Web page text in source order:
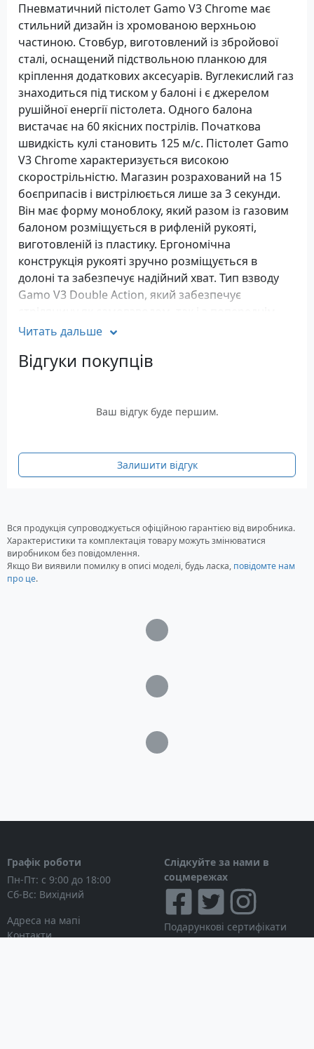
Пневматичний пістолет Gamo V3 Chrome має
стильний дизайн із хромованою верхньою
частиною. Стовбур, виготовлений із збройової
сталі, оснащений підствольною планкою для
кріплення додаткових аксесуарів. Вуглекислий газ
знаходиться під тиском у балоні і є джерелом
рушійної енергії пістолета. Одного балона
вистачає на 60 якісних пострілів. Початкова
швидкість кулі становить 125 м/с. Пістолет Gamo
V3 Chrome характеризується високою
скорострільністю. Магазин розрахований на 15
боєприпасів і вистрілюється лише за 3 секунди.
Він має форму моноблоку, який разом із газовим
балоном розміщується в рифленій рукояті,
виготовленій із пластику. Ергономічна
конструкція рукояті зручно розміщується в
долоні та забезпечує надійний хват. Тип взводу
Gamo V3 Double Action, який забезпечує
зведенням. Прицільні пристрої, якими
мушка. Мушка надійно зафіксована на стволі, а
спусковим механізмом ударного типу та ручним
Gamo V3 Chrome
Джерело енергії: CO2
Початкова швидкість кулі: 125 м/с
Зарядна система: Багатозарядна
Тип кулі: Кульки ВВ
Прицільні пристосування: Прицільна планка
Матеріал прикладу: Пластик
Система взводу/перезаряджання: Подвійна
Читать дальше
Відгуки покупців
Ваш відгук буде першим.
Залишити відгук
Вся продукція супроводжується офіційною гарантією від виробника.
Характеристики та комплектація товару можуть змінюватися
виробником без повідомлення.
Якщо Ви виявили помилку в описі моделі, будь ласка, повідомте нам
про це.
Загрузка...
Загрузка...
Загрузка...
Графік роботи
Пн-Пт: с 9:00 до 18:00
Сб-Вс: Вихідний
Адреса на мапі
Контакти
Слідкуйте за нами в
соцмережах
Подарункові сертифікати
Дисконтні картки